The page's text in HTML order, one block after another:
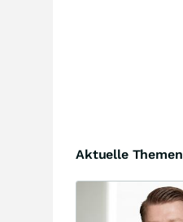
Aktuelle Themen